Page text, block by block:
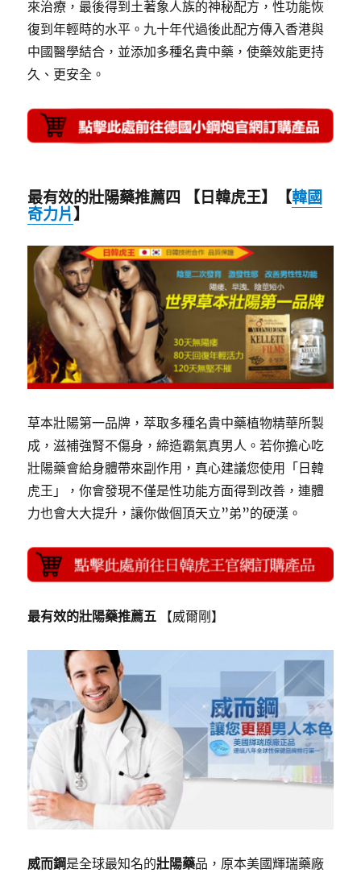
來治療，最後得到土著象人族的神秘配方，性功能恢
復到年輕時的水平。九十年代過後此配方傳入香港與
中國醫學結合，並添加多種名貴中藥，使藥效能更持
久、更安全。
最有效的壯陽藥推薦四 【日韓虎王】【韓國
奇力片】
草本壯陽第一品牌，萃取多種名貴中藥植物精華所製
成，滋補強腎不傷身，締造霸氣真男人。若你擔心吃
壯陽藥會給身體帶來副作用，真心建議您使用「日韓
虎王」，你會發現不僅是性功能方面得到改善，連體
力也會大大提升，讓你做個頂天立”弟”的硬漢。
最有效的壯陽藥推薦五 【威爾剛】
威而鋼是全球最知名的壯陽藥品，原本美國輝瑞藥廠